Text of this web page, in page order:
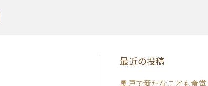
最近の投稿
奥戸で新たなこども食堂